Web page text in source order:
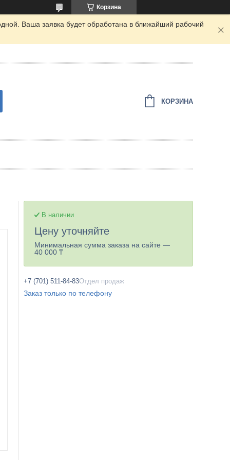
Корзина
Ваша заявка будет обработана в ближайший рабочий
КОРЗИНА
В наличии
Цену уточняйте
Минимальная сумма заказа на сайте —
40 000 ₸
+7 (701) 511-84-83Отдел продаж
Заказ только по телефону